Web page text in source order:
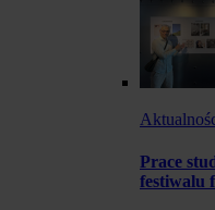
Prace
festiwalu